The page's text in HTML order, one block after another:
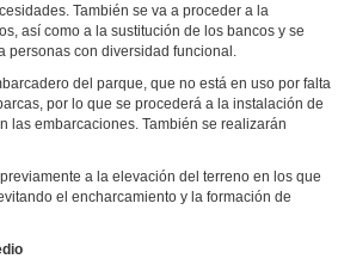
También se va a proceder a la
así como a la sustitución de los bancos y se
personas con diversidad funcional.
del parque, que no está en uso por falta
por lo que se procederá a la instalación de
las embarcaciones. También se realizarán
a la elevación del terreno en los que
el encharcamiento y la formación de